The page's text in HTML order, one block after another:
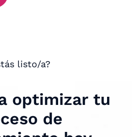
listo/a?
optimizar tu
de